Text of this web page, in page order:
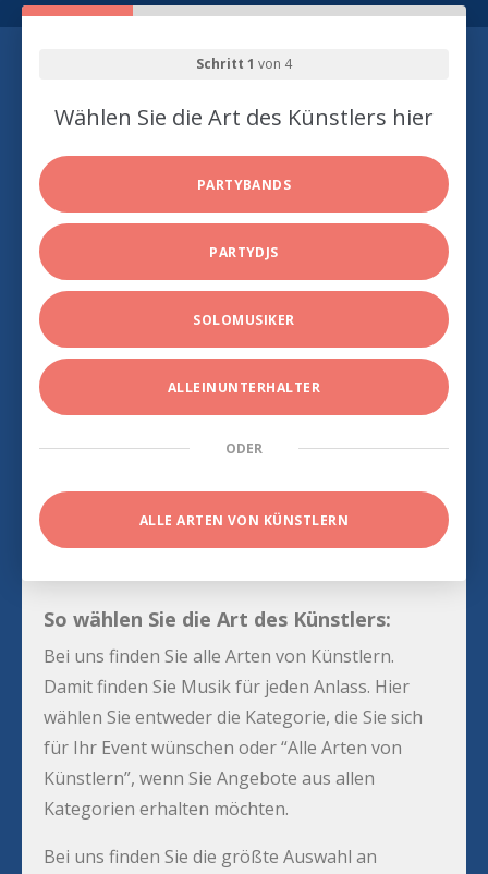
Schritt 1 von 4
Wählen Sie die Art des Künstlers hier
PARTYBANDS
PARTYDJS
SOLOMUSIKER
ALLEINUNTERHALTER
ODER
ALLE ARTEN VON KÜNSTLERN
So wählen Sie die Art des Künstlers:
Bei uns finden Sie alle Arten von Künstlern.
Damit finden Sie Musik für jeden Anlass. Hier
wählen Sie entweder die Kategorie, die Sie sich
für Ihr Event wünschen oder “Alle Arten von
Künstlern”, wenn Sie Angebote aus allen
Kategorien erhalten möchten.
Bei uns finden Sie die größte Auswahl an